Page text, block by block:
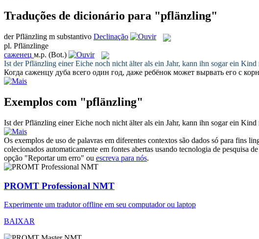
Traduções de dicionário para "pflänzling"
derPflänzling m substantivo Declinação
pl. Pflänzlinge
саженец м.р. (Bot.)
Ist derPflänzling einer Eiche noch nicht älter als ein Jahr, kann ihn sogar ein
Когда саженцу дуба всего один год, даже ребёнок может вырвать его с
Exemplos com "pflänzling"
Ist derPflänzling einer Eiche noch nicht älter als ein Jahr, kann ihn sogar ein
Os exemplos de uso de palavras em diferentes contextos são dados só para fins
colecionados automaticamente em fontes abertas usando tecnologia de pesquisa
opção "Reportar um erro" ou escreva para nós.
PROMT Professional NMT
Experimente um tradutor offline em seu computador ou laptop
BAIXAR